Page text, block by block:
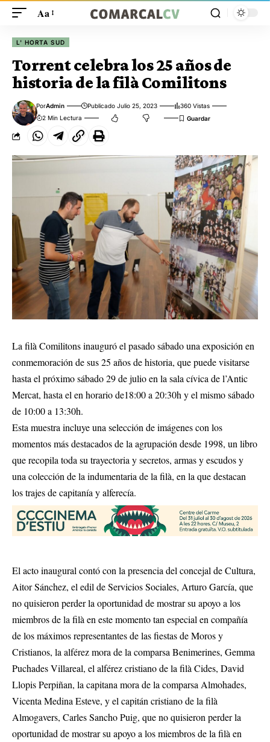
Aa
L' HORTA SUD
Torrent celebra los 25 años de
historia de la filà Comilitons
PorAdmin Publicado Julio 25, 2023
360 Vistas
2 Min Lectura
La filà Comilitons inauguró el pasado sábado una exposición en
conmemoración de sus 25 años de historia, que puede visitarse
hasta el próximo sábado 29 de julio en la sala cívica de l’Antic
Mercat, hasta el en horario de18:00 a 20:30h y el mismo sábado
de 10:00 a 13:30h.
Esta muestra incluye una selección de imágenes con los
momentos más destacados de la agrupación desde 1998, un libro
que recopila toda su trayectoria y secretos, armas y escudos y
una colección de la indumentaria de la filà, en la que destacan
los trajes de capitanía y alferecía.
El acto inaugural contó con la presencia del concejal de Cultura,
Aitor Sánchez, el edil de Servicios Sociales, Arturo García, que
no quisieron perder la oportunidad de mostrar su apoyo a los
miembros de la filà en este momento tan especial en compañía
de los máximos representantes de las fiestas de Moros y
Cristianos, la alférez mora de la comparsa Benimerines, Gemma
Puchades Villareal, el alférez cristiano de la filà Cides, David
Llopis Perpiñan, la capitana mora de la comparsa Almohades,
Vicenta Medina Esteve, y el capitán cristiano de la filà
Almogavers, Carles Sancho Puig, que no quisieron perder la
oportunidad de mostrar su apoyo a los miembros de la filà en